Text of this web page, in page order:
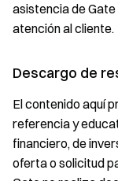
asistencia de
atención al cliente.
Descargo de
El contenido aquí
referencia y
financiero, de
oferta o solicitud